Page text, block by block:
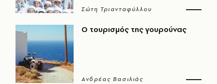
Σώτη Τριανταφύλλου
Ο τουρισμός της γουρούνας
Ανδρέας Βασιλιάς